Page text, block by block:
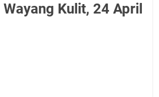
Kulit, 24 April